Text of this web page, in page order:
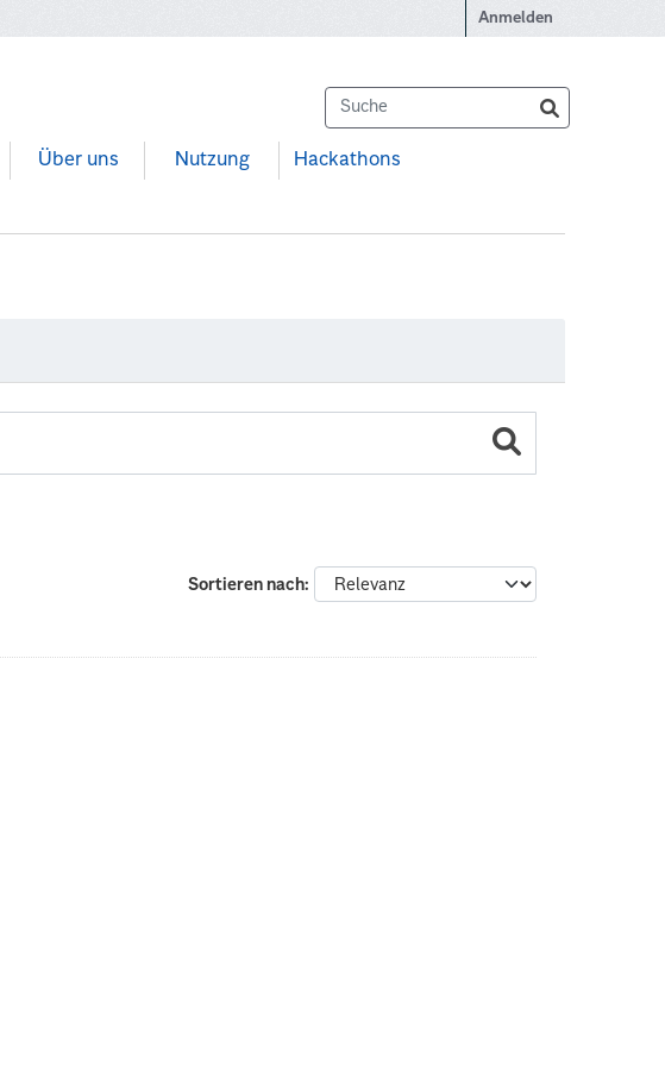
Anmelden
Über uns Nutzung Hackathons
Sortieren nach